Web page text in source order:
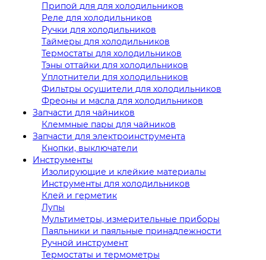
Припой для для холодильников
Реле для холодильников
Ручки для холодильников
Таймеры для холодильников
Термостаты для холодильников
Тэны оттайки для холодильников
Уплотнители для холодильников
Фильтры осушители для холодильников
Фреоны и масла для холодильников
Запчасти для чайников
Клеммные пары для чайников
Запчасти для электроинструмента
Кнопки, выключатели
Инструменты
Изолирующие и клейкие материалы
Инструменты для холодильников
Клей и герметик
Лупы
Мультиметры, измерительные приборы
Паяльники и паяльные принадлежности
Ручной инструмент
Термостаты и термометры